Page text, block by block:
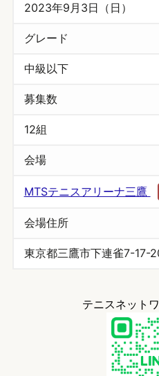
2023年9月3日（日）
グレード
中級以下
募集数
12組
会場
MTSテニスアリーナ三鷹
会場住所
東京都三鷹市下連雀7-17-
テニスネット